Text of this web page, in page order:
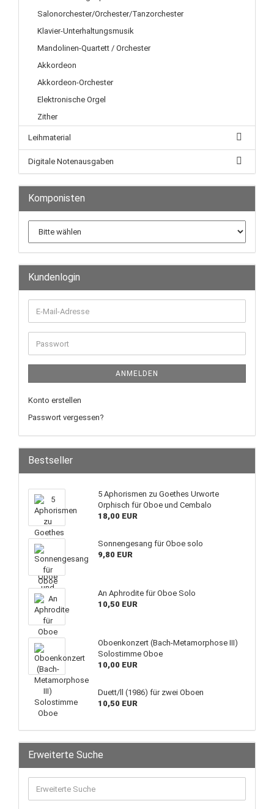
Salonorchester/Orchester/Tanzorchester
Klavier-Unterhaltungsmusik
Mandolinen-Quartett / Orchester
Akkordeon
Akkordeon-Orchester
Elektronische Orgel
Zither
Leihmaterial
Digitale Notenausgaben
Komponisten
Kundenlogin
ANMELDEN
Konto erstellen
Passwort vergessen?
Bestseller
5 Aphorismen zu Goethes Urworte
Orphisch für Oboe und Cembalo
18,00 EUR
Sonnengesang für Oboe solo
9,80 EUR
An Aphrodite für Oboe Solo
10,50 EUR
Oboenkonzert (Bach-Metamorphose III)
Solostimme Oboe
10,00 EUR
Duett/ll (1986) für zwei Oboen
10,50 EUR
Erweiterte Suche